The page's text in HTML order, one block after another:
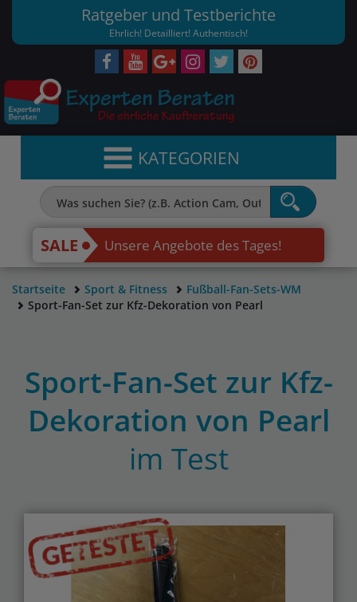
Ratgeber und Testberichte
Ehrlich! Detailliert! Authentisch!
KATEGORIEN
SALE Unsere Angebote des Tages!
Startseite Sport & Fitness
Fußball-Fan-Sets-WM
Sport-Fan-Set zur Kfz-Dekoration von Pearl
Sport-Fan-Set zur Kfz-
Dekoration von Pearl
im Test